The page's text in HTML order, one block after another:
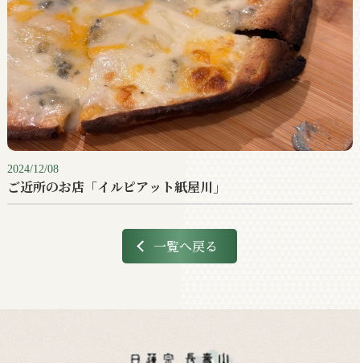
2024/12/08
ご近所のお店「イルピアット紙屋川」
一覧へ戻る